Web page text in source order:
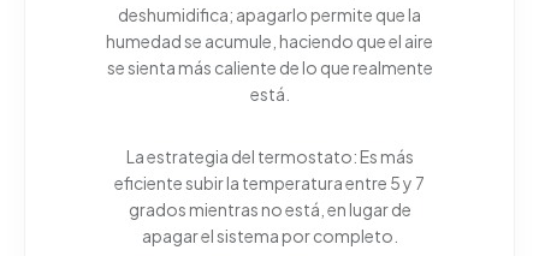
deshumidifica; apagarlo permite que la
humedad se acumule, haciendo que el aire
se sienta más caliente de lo que realmente
está.
La estrategia del termostato: Es más
eficiente subir la temperatura entre 5 y 7
grados mientras no está, en lugar de
apagar el sistema por completo.